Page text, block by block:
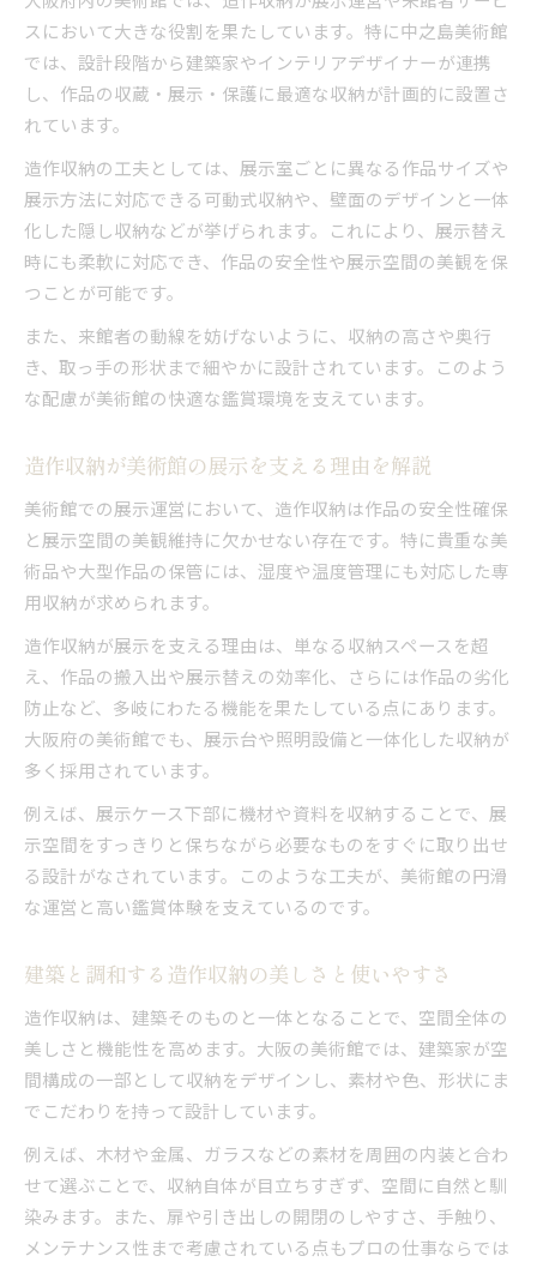
スにおいて大きな役割を果たしています。特に中之島美術館
では、設計段階から建築家やインテリアデザイナーが連携
し、作品の収蔵・展示・保護に最適な収納が計画的に設置さ
れています。
造作収納の工夫としては、展示室ごとに異なる作品サイズや
展示方法に対応できる可動式収納や、壁面のデザインと一体
化した隠し収納などが挙げられます。これにより、展示替え
時にも柔軟に対応でき、作品の安全性や展示空間の美観を保
つことが可能です。
また、来館者の動線を妨げないように、収納の高さや奥行
き、取っ手の形状まで細やかに設計されています。このよう
な配慮が美術館の快適な鑑賞環境を支えています。
造作収納が美術館の展示を支える理由を解説
美術館での展示運営において、造作収納は作品の安全性確保
と展示空間の美観維持に欠かせない存在です。特に貴重な美
術品や大型作品の保管には、湿度や温度管理にも対応した専
用収納が求められます。
造作収納が展示を支える理由は、単なる収納スペースを超
え、作品の搬入出や展示替えの効率化、さらには作品の劣化
防止など、多岐にわたる機能を果たしている点にあります。
大阪府の美術館でも、展示台や照明設備と一体化した収納が
多く採用されています。
例えば、展示ケース下部に機材や資料を収納することで、展
示空間をすっきりと保ちながら必要なものをすぐに取り出せ
る設計がなされています。このような工夫が、美術館の円滑
な運営と高い鑑賞体験を支えているのです。
建築と調和する造作収納の美しさと使いやすさ
造作収納は、建築そのものと一体となることで、空間全体の
美しさと機能性を高めます。大阪の美術館では、建築家が空
間構成の一部として収納をデザインし、素材や色、形状にま
でこだわりを持って設計しています。
例えば、木材や金属、ガラスなどの素材を周囲の内装と合わ
せて選ぶことで、収納自体が目立ちすぎず、空間に自然と馴
染みます。また、扉や引き出しの開閉のしやすさ、手触り、
メンテナンス性まで考慮されている点もプロの仕事ならでは